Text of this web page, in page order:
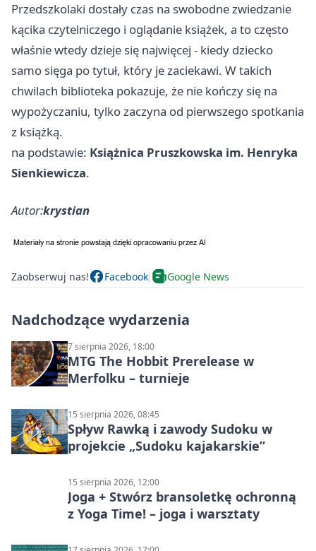
Przedszkolaki dostały czas na swobodne zwiedzanie
kącika czytelniczego i oglądanie książek, a to często
właśnie wtedy dzieje się najwięcej - kiedy dziecko
samo sięga po tytuł, który je zaciekawi. W takich
chwilach biblioteka pokazuje, że nie kończy się na
wypożyczaniu, tylko zaczyna od pierwszego spotkania
z książką.
na podstawie: Książnica Pruszkowska im. Henryka
Sienkiewicza.
Autor:krystian
Zaobserwuj nas! Facebook Google News
Nadchodzące wydarzenia
7 sierpnia 2026, 18:00
MTG The Hobbit Prerelease w
Merfolku – turnieje
15 sierpnia 2026, 08:45
Spływ Rawką i zawody Sudoku w
projekcie „Sudoku kajakarskie”
15 sierpnia 2026, 12:00
Joga + Stwórz bransoletkę ochronną
z Yoga Time! – joga i warsztaty